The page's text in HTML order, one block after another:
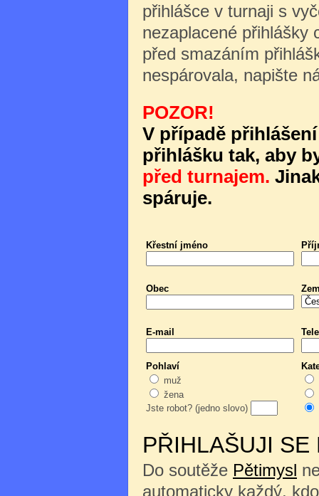
přihlášce v turnaji s
nezaplacené přihlášky
před smazáním
nespárovala, napište
POZOR!
V případě
přihlášku tak, aby
před turnajem.
spáruje.
Křestní jméno
Obec
E-mail
Pohlaví
muž
žena
Jste robot? (jedno slovo)
PŘIHLAŠUJI
Do soutěže Pětimysl
automaticky každý,